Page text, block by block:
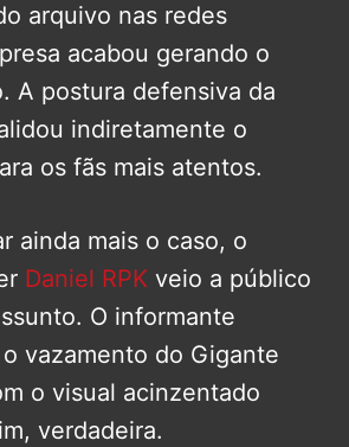
arquivo nas redes
acabou gerando o
A postura defensiva da
indiretamente o
os fãs mais atentos.
ainda mais o caso, o
Daniel RPK veio a público
O informante
vazamento do Gigante
o visual acinzentado
verdadeira.